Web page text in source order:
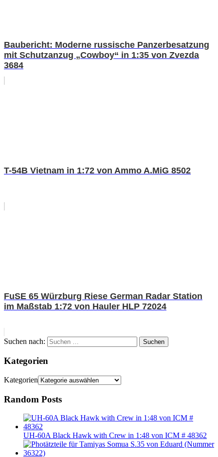
Baubericht: Moderne russische Panzerbesatzung
mit Schutzanzug „Cowboy“ in 1:35 von Zvezda
3684
T-54B Vietnam in 1:72 von Ammo A.MiG 8502
FuSE 65 Würzburg Riese German Radar Station
im Maßstab 1:72 von Hauler HLP 72024
Suchen nach: Suchen
Kategorien
Kategorien
Random Posts
UH-60A Black Hawk with Crew in 1:48 von ICM # 48362